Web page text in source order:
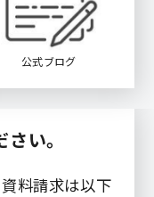
公式ブログ
い。
料請求は以下